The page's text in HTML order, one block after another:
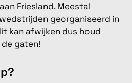
Friesland. Meestal
georganiseerd in
kan afwijken dus houd
gaten!